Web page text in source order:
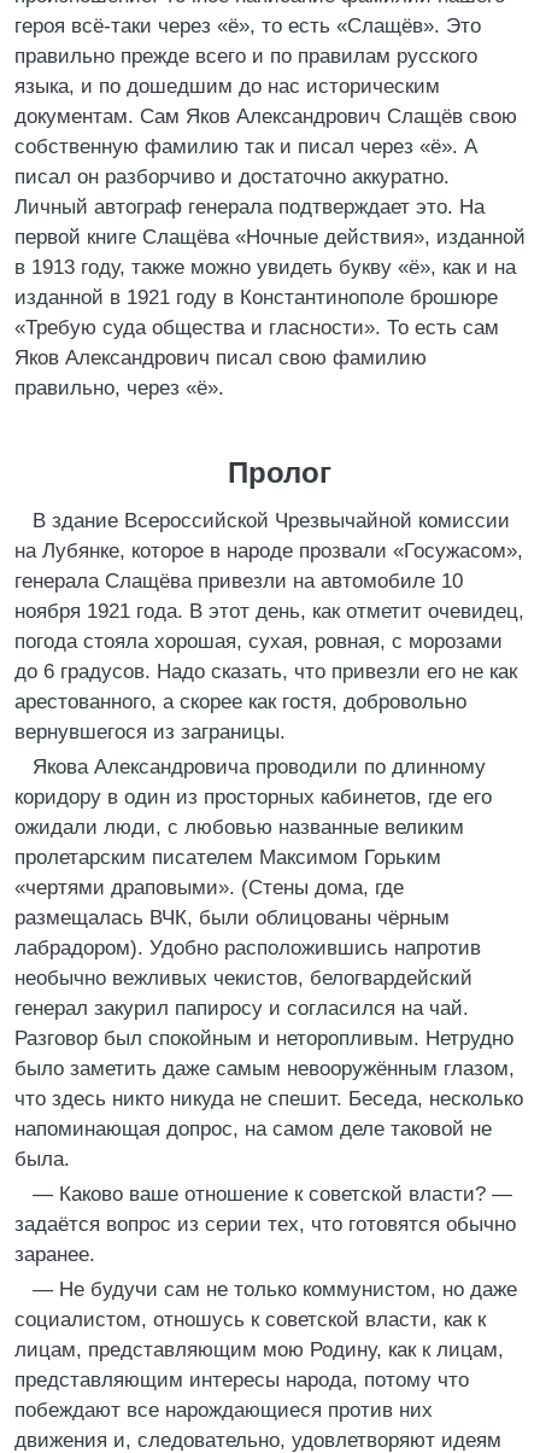
героя всё-таки через «ё», то есть «Слащёв». Это
правильно прежде всего и по правилам русского
языка, и по дошедшим до нас историческим
документам. Сам Яков Александрович Слащёв свою
собственную фамилию так и писал через «ё». А
писал он разборчиво и достаточно аккуратно.
Личный автограф генерала подтверждает это. На
первой книге Слащёва «Ночные действия», изданной
в 1913 году, также можно увидеть букву «ё», как и на
изданной в 1921 году в Константинополе брошюре
«Требую суда общества и гласности». То есть сам
Яков Александрович писал свою фамилию
правильно, через «ё».
Пролог
В здание Всероссийской Чрезвычайной комиссии
на Лубянке, которое в народе прозвали «Госужасом»,
генерала Слащёва привезли на автомобиле 10
ноября 1921 года. В этот день, как отметит очевидец,
погода стояла хорошая, сухая, ровная, с морозами
до 6 градусов. Надо сказать, что привезли его не как
арестованного, а скорее как гостя, добровольно
вернувшегося из заграницы.
Якова Александровича проводили по длинному
коридору в один из просторных кабинетов, где его
ожидали люди, с любовью названные великим
пролетарским писателем Максимом Горьким
«чертями драповыми». (Стены дома, где
размещалась ВЧК, были облицованы чёрным
лабрадором). Удобно расположившись напротив
необычно вежливых чекистов, белогвардейский
генерал закурил папиросу и согласился на чай.
Разговор был спокойным и неторопливым. Нетрудно
было заметить даже самым невооружённым глазом,
что здесь никто никуда не спешит. Беседа, несколько
напоминающая допрос, на самом деле таковой не
была.
— Каково ваше отношение к советской власти? —
задаётся вопрос из серии тех, что готовятся обычно
заранее.
— Не будучи сам не только коммунистом, но даже
социалистом, отношусь к советской власти, как к
лицам, представляющим мою Родину, как к лицам,
представляющим интересы народа, потому что
побеждают все нарождающиеся против них
движения и, следовательно, удовлетворяют идеям